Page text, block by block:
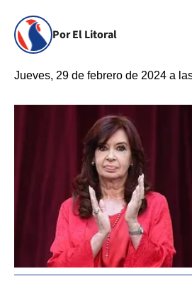
Por El Litoral
Jueves, 29 de febrero de 2024 a